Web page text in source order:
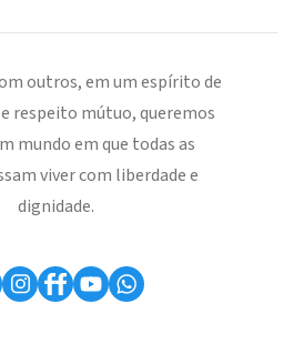
outros, em um espírito de
respeito mútuo, queremos
mundo em que todas as
viver com liberdade e
dignidade.